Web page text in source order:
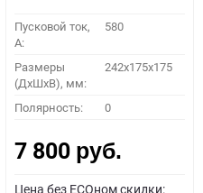
Пусковой ток,
A:
580
Размеры
(ДхШхВ), мм:
242x175x175
Полярность: 0
7 800 руб.
Цена без ECOном скидки: